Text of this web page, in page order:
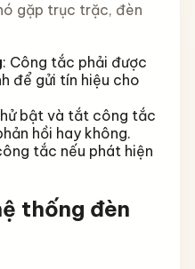
gặp trục trặc, đèn
: Công tắc phải được
để gửi tín hiệu cho
bật và tắt công tắc
hồi hay không.
tắc nếu phát hiện
thống đèn